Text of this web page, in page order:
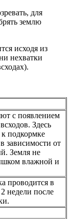
для
землю
исходя из
нехватки
с появлением
Здесь
к подкормке
зависимости от
Земля не
влажной и
проводится в
недели после